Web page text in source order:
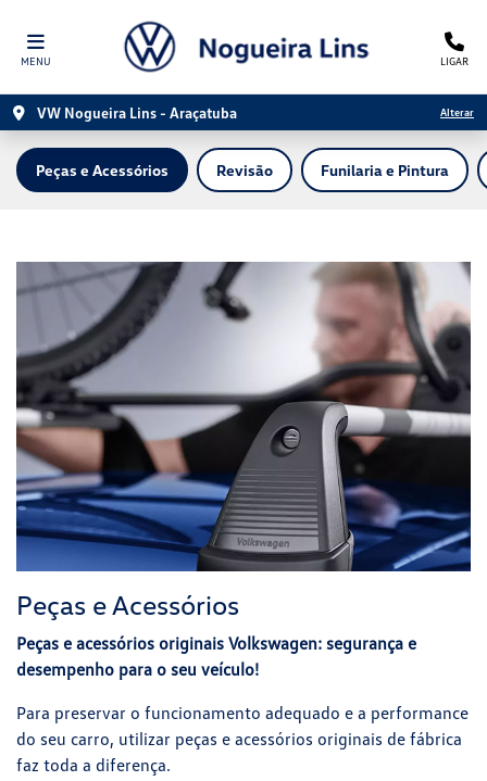
MENU LIGAR
VW Nogueira Lins - Araçatuba Alterar
Revisão
Peças e Acessórios Funilaria e Pintura
Peças e Acessórios
Peças e acessórios originais Volkswagen: segurança e
desempenho para o seu veículo!
Para preservar o funcionamento adequado e a performance
do seu carro, utilizar peças e acessórios originais de fábrica
faz toda a diferença.